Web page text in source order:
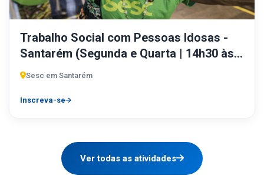
Trabalho Social com Pessoas Idosas -
Santarém (Segunda e Quarta | 14h30 às
17h30)
Sesc em Santarém
Inscreva-se
Ver todas as atividades